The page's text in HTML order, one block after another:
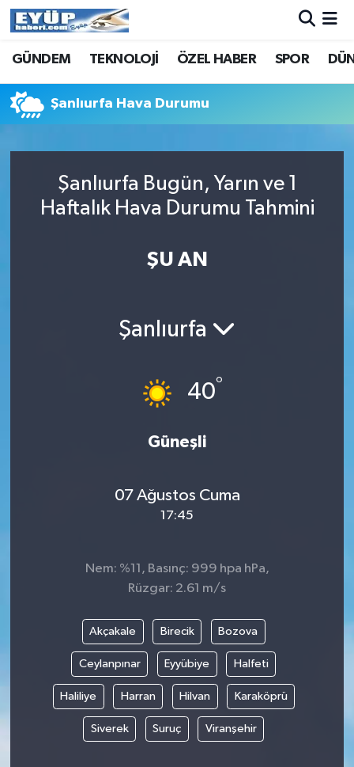
GÜNDEM TEKNOLOJİ ÖZEL HABER SPOR
Şanlıurfa Hava Durumu
Şanlıurfa Bugün, Yarın ve 1
Haftalık Hava Durumu Tahmini
ŞU AN
Şanlıurfa
40°
Güneşli
07 Ağustos Cuma
17:45
Nem: %11, Basınç: 999 hpa hPa,
Rüzgar: 2.61 m/s
Akçakale Birecik Bozova
Ceylanpınar Eyyübiye Halfeti
Haliliye Harran Hilvan Karaköprü
Siverek Suruç Viranşehir